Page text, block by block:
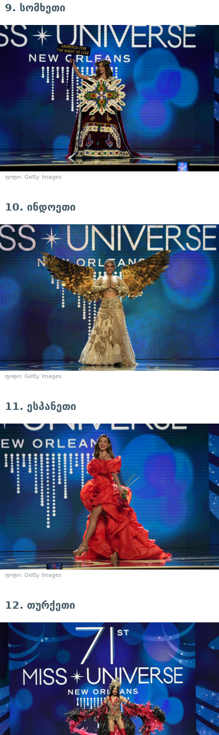
9. სომხეთი
ფოტო: Getty Images
10. ინდოეთი
ფოტო: Getty Images
11. ესპანეთი
ფოტო: Getty Images
12. თურქეთი